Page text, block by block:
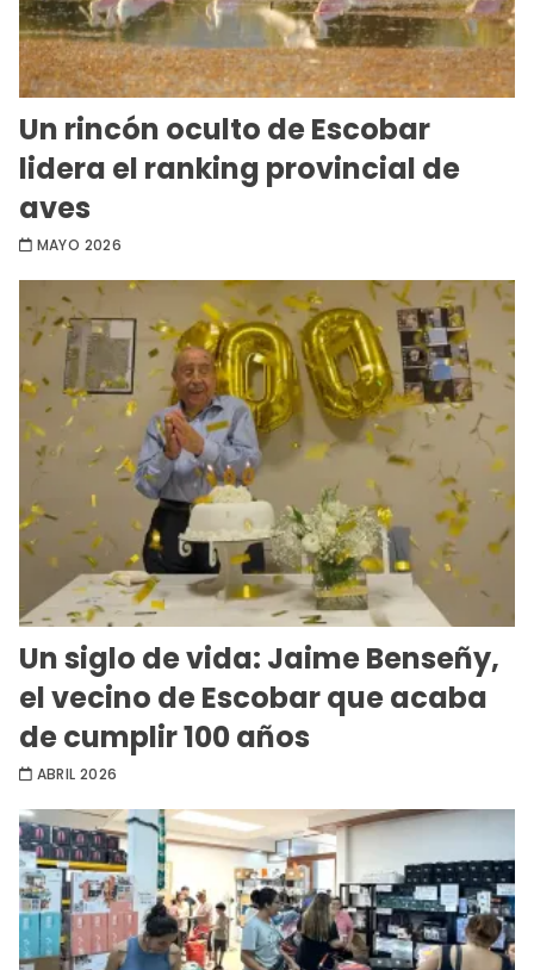
Un rincón oculto de Escobar
lidera el ranking provincial de
aves
MAYO 2026
Un siglo de vida: Jaime Benseñy,
el vecino de Escobar que acaba
de cumplir 100 años
ABRIL 2026